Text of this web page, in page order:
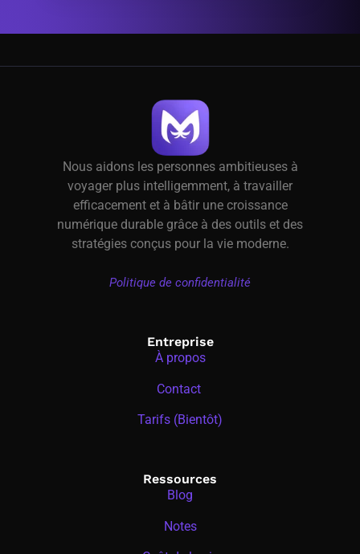
Nous aidons les personnes ambitieuses à
voyager plus intelligemment, à travailler
efficacement et à bâtir une croissance
numérique durable grâce à des outils et des
stratégies conçus pour la vie moderne.
Politique de confidentialité
Entreprise
À propos
Contact
Tarifs (Bientôt)
Ressources
Blog
Notes